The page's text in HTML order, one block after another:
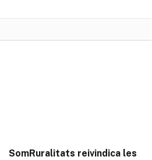
SomRuralitats reivindica les